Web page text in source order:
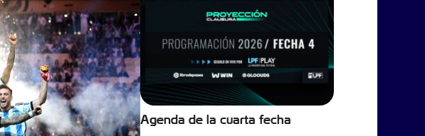
Agenda de la cuarta fecha